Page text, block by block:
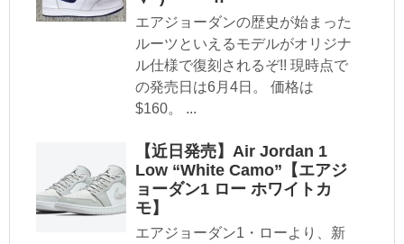
エアジョーダンの歴史が始まった
ルーツといえるモデルがオリジナ
ル仕様で復刻されるぞ!! 現時点で
の発売日は6月4日。 価格は
$160。 ...
【近日発売】Air Jordan 1
Low “White Camo”【エアジ
ョーダン1 ロー ホワイトカ
モ】
エアジョーダン1・ローより、新